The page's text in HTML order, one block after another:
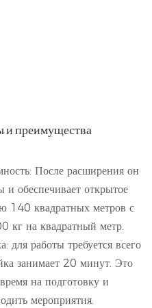
и преимущества
После расширения он
и обеспечивает открытое
140 квадратных метров с
кг на квадратный метр.
для работы требуется всего
занимает 20 минут. Это
на подготовку и
мероприятия.